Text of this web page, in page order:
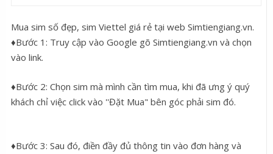
Mua sim số đẹp, sim Viettel giá rẻ tại web Simtiengiang.vn.
♦Bước 1: Truy cập vào Google gõ Simtiengiang.vn và chọn
vào link.
♦Bước 2: Chọn sim mà mình cần tìm mua, khi đã ưng ý quý
khách chỉ việc click vào ''Đặt Mua" bên góc phải sim đó.
♦Bước 3: Sau đó, điền đầy đủ thông tin vào đơn hàng và